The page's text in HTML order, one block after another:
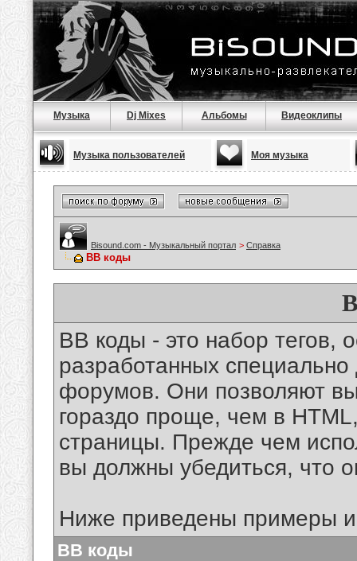
Музыка Dj Mixes Альбомы Видеоклипы
Музыка пользователей Моя музыка
Bisound.com - Музыкальный портал > Справка
BB коды
BB коды - это набор тегов,
разработанных
форумов. Они позволяют
гораздо проще, чем в
страницы. Прежде чем
вы должны убедиться, что
Ниже приведены примеры
BB коды